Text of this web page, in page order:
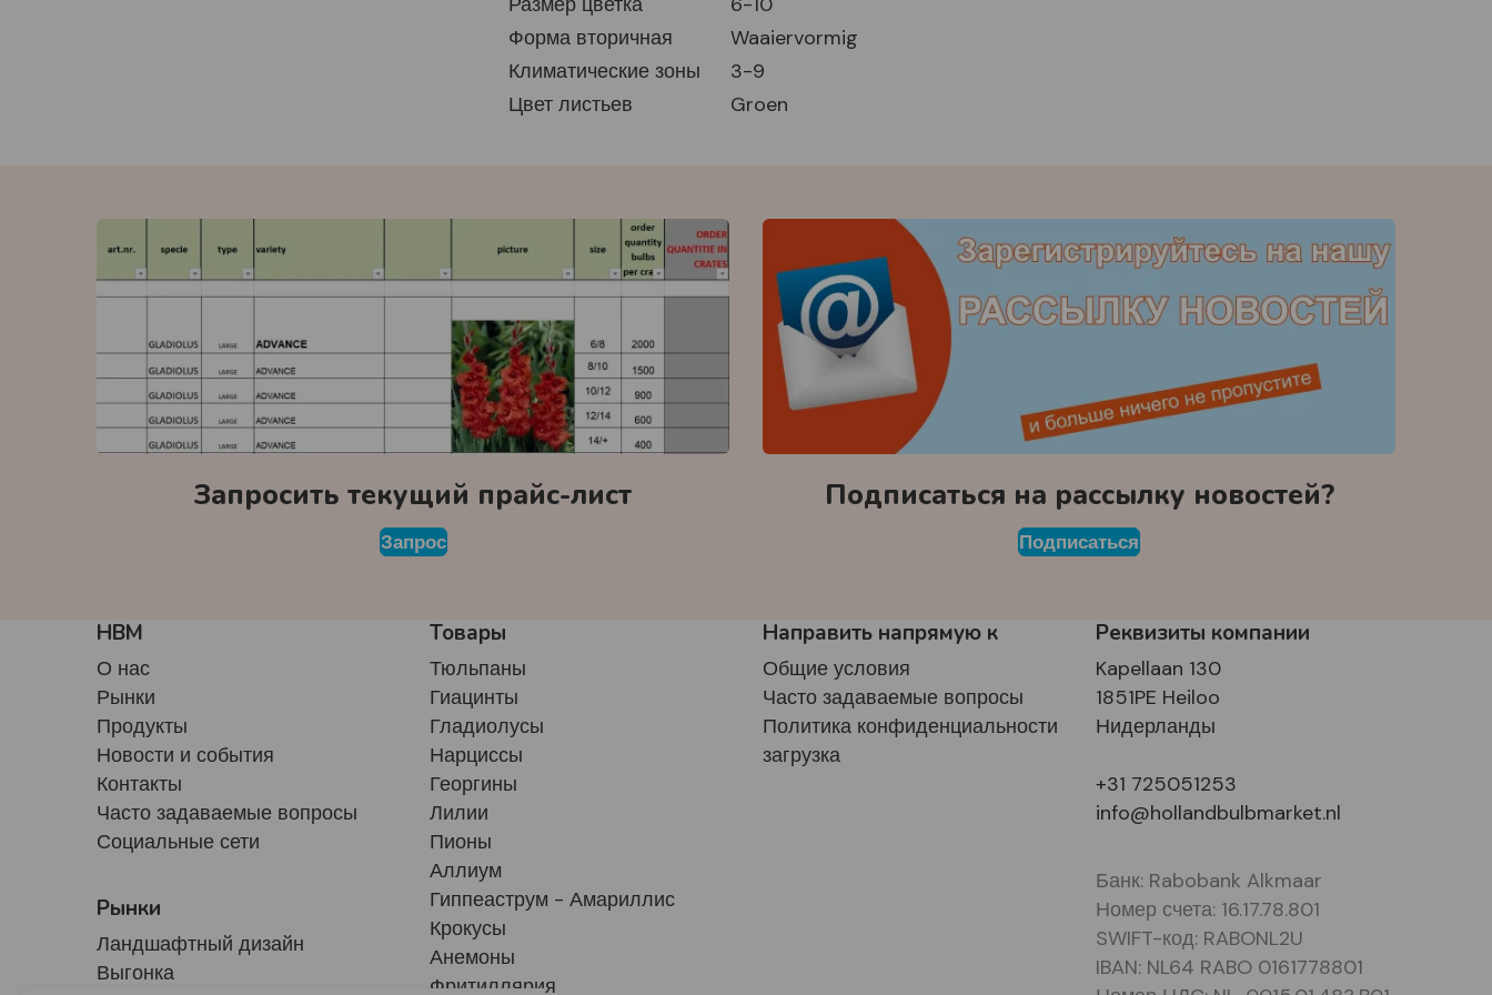
Форма вторичная
Waaiervormig
Климатические зоны
3-9
Цвет листьев
Groen
Запросить текущий прайс-лист
Запрос
Подписаться на рассылку новостей?
Подписаться
HBM
О нас
Рынки
Продукты
Новости и события
Контакты
Часто задаваемые вопросы
Социальные сети
Рынки
Ландшафтный дизайн
Выгонка
Товары
Тюльпаны
Гиацинты
Гладиолусы
Нарциссы
Георгины
Лилии
Пионы
Аллиум
Гиппеаструм - Амариллис
Крокусы
Анемоны
Фритиллярия
Направить напрямую к
Общие условия
Часто задаваемые вопросы
Политика конфиденциальности
загрузка
Реквизиты компании
Kapellaan 130
1851PE Heiloo
Нидерланды
+31 725051253
info@hollandbulbmarket.nl
Банк: Rabobank Alkmaar
Номер счета: 16.17.78.801
SWIFT-код: RABONL2U
IBAN: NL64 RABO 0161778801